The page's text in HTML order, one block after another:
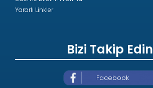
Yararlı Linkler
Bizi Takip Edin
Facebook